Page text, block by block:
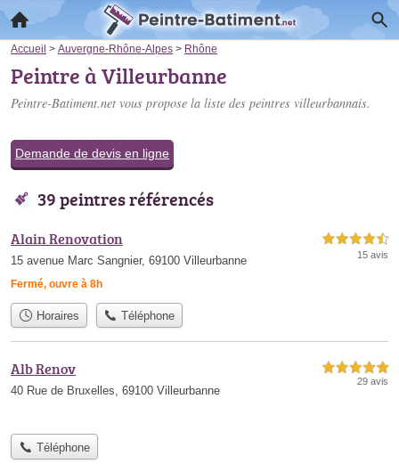
Accueil > Auvergne-Rhône-Alpes > Rhône
Peintre à Villeurbanne
Peintre-Batiment.net vous propose la liste des peintres villeurbannais.
Demande de devis en ligne
39 peintres référencés
Alain Renovation
15 avenue Marc Sangnier, 69100 Villeurbanne
Fermé, ouvre à 8h
4,5 étoiles sur 5
15 avis
Horaires Téléphone
Alb Renov
40 Rue de Bruxelles, 69100 Villeurbanne
5,0 étoiles sur 5
29 avis
Téléphone